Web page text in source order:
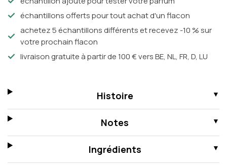
échantillons offerts pour tout achat d'un flacon
achetez 5 échantillons différents et recevez -10 % sur
votre prochain flacon
livraison gratuite à partir de 100 € vers BE, NL, FR, D, LU
Histoire
Notes
Ingrédients